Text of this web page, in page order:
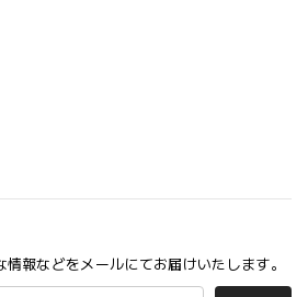
報などをメールにてお届けいたします。